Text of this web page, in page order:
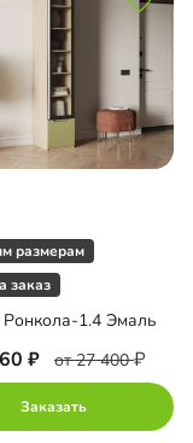
размерам
заказ
Ронкола-1.4 Эмаль
от 27 400
Заказать